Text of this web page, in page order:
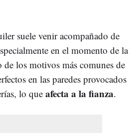
suele venir acompañado de
en el momento de la
los motivos más comunes de
en las paredes provocados
lo que afecta a la fianza.